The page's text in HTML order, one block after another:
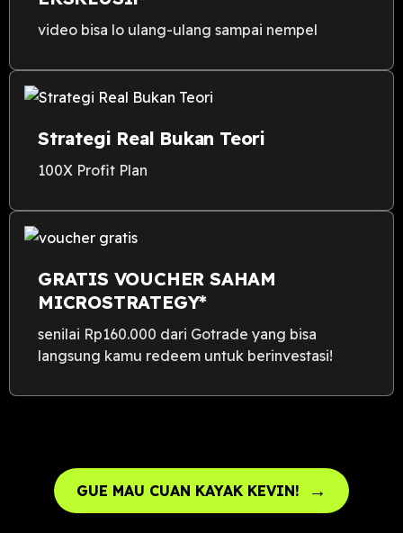
video bisa lo ulang-ulang sampai nempel
Strategi Real Bukan Teori
100X Profit Plan
GRATIS VOUCHER SAHAM
MICROSTRATEGY*
senilai Rp160.000 dari Gotrade yang bisa
langsung kamu redeem untuk berinvestasi!
GUE MAU CUAN KAYAK KEVIN! →